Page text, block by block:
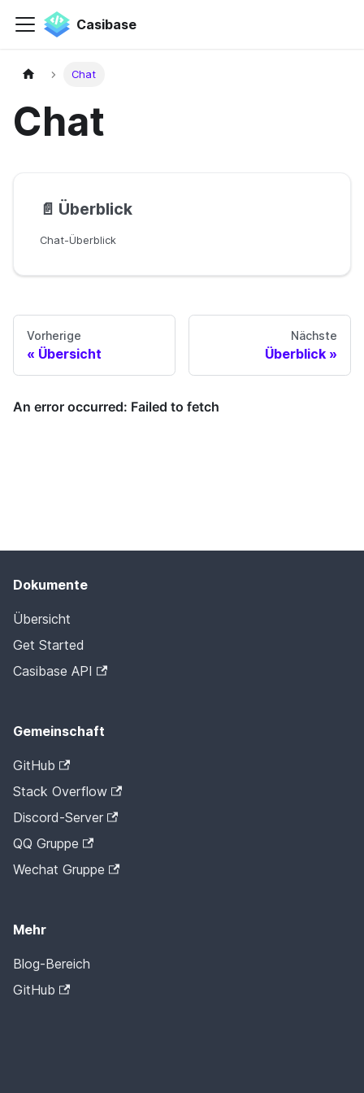
Casibase
Chat
Chat
📄️ Überblick
Chat-Überblick
Vorherige
Übersicht
Nächste
Überblick
Dokumente
Übersicht
Get Started
Casibase API
Gemeinschaft
GitHub
Stack Overflow
Discord-Server
QQ Gruppe
Wechat Gruppe
Mehr
Blog-Bereich
GitHub